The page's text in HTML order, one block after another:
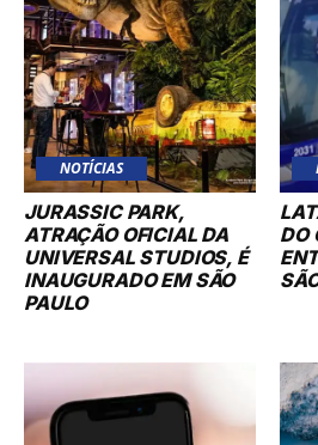
NOTÍCIAS
JURASSIC PARK,
ATRAÇÃO OFICIAL DA
UNIVERSAL STUDIOS, É
INAUGURADO EM SÃO
PAULO
DO